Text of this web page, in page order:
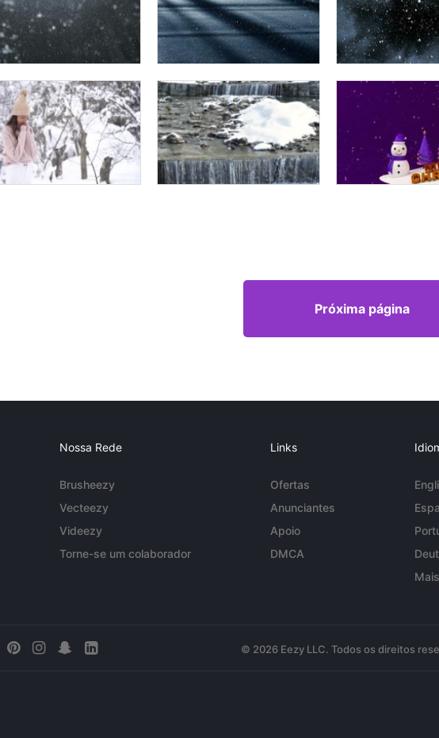
Próxima página
Nossa Rede
Brusheezy
Vecteezy
Videezy
Torne-se um colaborador
Links
Ofertas
Anunciantes
Apoio
DMCA
© 2026 Eezy LLC. Todos os direitos